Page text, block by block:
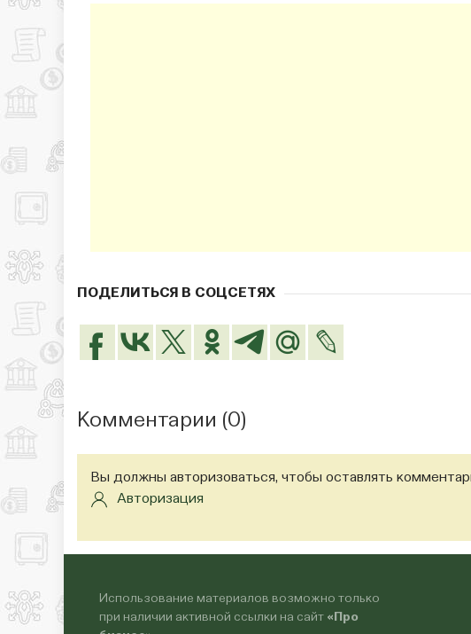
ПОДЕЛИТЬСЯ В СОЦСЕТЯХ
Комментарии (0)
Вы должны авторизоваться, чтобы оставлять
Авторизация
Использование материалов возможно только
при наличии активной ссылки на сайт «Про